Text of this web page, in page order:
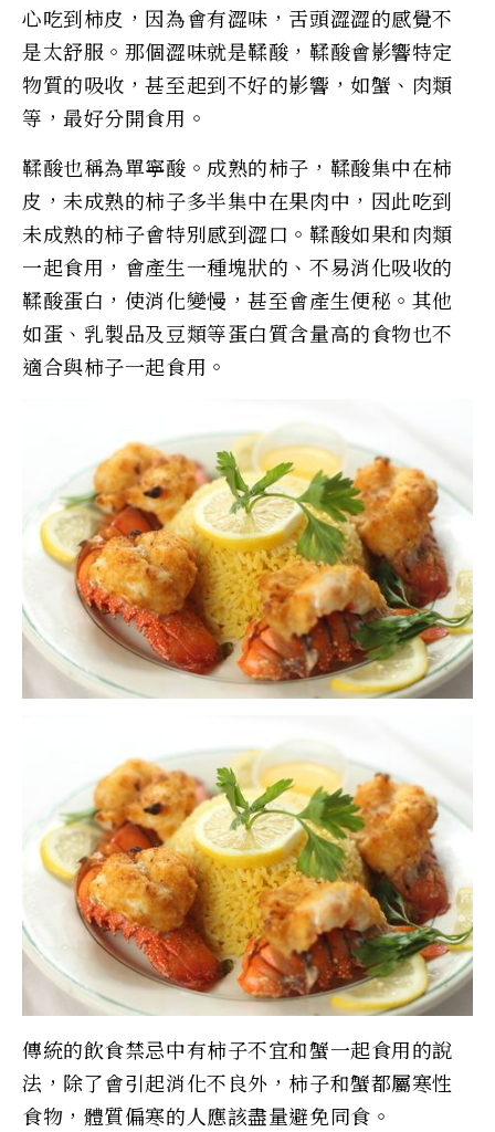
心吃到柿皮，因為會有澀味，舌頭澀澀的感覺不
是太舒服。那個澀味就是鞣酸，鞣酸會影響特定
物質的吸收，甚至起到不好的影響，如蟹、肉類
等，最好分開食用。
鞣酸也稱為單寧酸。成熟的柿子，鞣酸集中在柿
皮，未成熟的柿子多半集中在果肉中，因此吃到
未成熟的柿子會特別感到澀口。鞣酸如果和肉類
一起食用，會產生一種塊狀的、不易消化吸收的
鞣酸蛋白，使消化變慢，甚至會產生便秘。其他
如蛋、乳製品及豆類等蛋白質含量高的食物也不
適合與柿子一起食用。
傳統的飲食禁忌中有柿子不宜和蟹一起食用的說
法，除了會引起消化不良外，柿子和蟹都屬寒性
食物，體質偏寒的人應該盡量避免同食。